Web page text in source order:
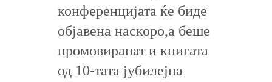
конференцијата ќе биде
објавена наскоро,а беше
промовиранат и книгата
од 10-тата јубилејна